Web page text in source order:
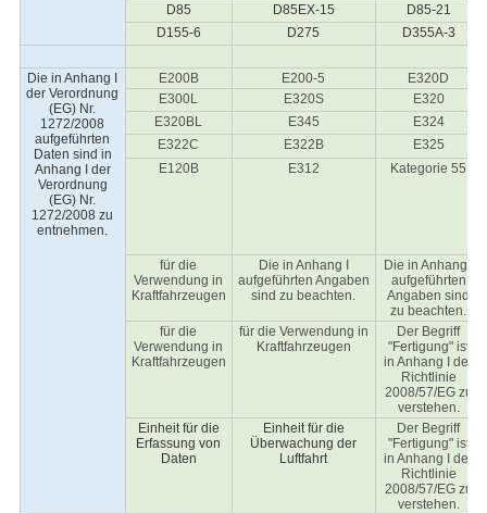
D85
D85EX-15
D85-21
D155-6
D275 D355A-3
Die in Anhang I
der Verordnung
(EG) Nr.
1272/2008
aufgeführten
Daten sind in
Anhang I der
Verordnung
(EG) Nr.
1272/2008 zu
entnehmen.
E200B E200-5
E320D
E300L
E320S
E320
E320BL
E345
E324
E322C
E322B
E325
E120B
E312 Kategorie 55
für die
Verwendung in
Kraftfahrzeugen
Die in Anhang I
aufgeführten Angaben
sind zu beachten.
Die in Anhang I
aufgeführten
Angaben sind
zu beachten.
für die
Verwendung in
Kraftfahrzeugen
für die Verwendung in
Kraftfahrzeugen
Der Begriff
"Fertigung" ist
in Anhang I der
Richtlinie
2008/57/EG zu
verstehen.
Einheit für die
Erfassung von
Daten
Einheit für die
Überwachung der
Luftfahrt
Der Begriff
"Fertigung" ist
in Anhang I der
Richtlinie
2008/57/EG zu
verstehen.